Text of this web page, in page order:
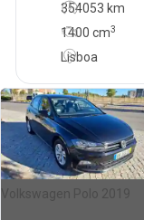
354053 km
1400 cm3
Lisboa
Volkswagen Polo 2019